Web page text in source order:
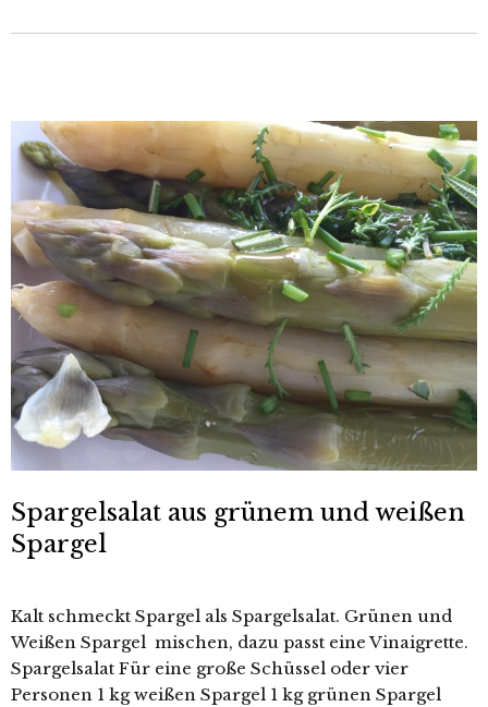
Spargelsalat aus grünem und weißen
Spargel
Kalt schmeckt Spargel als Spargelsalat. Grünen und
Weißen Spargel mischen, dazu passt eine Vinaigrette.
Spargelsalat Für eine große Schüssel oder vier
Personen 1 kg weißen Spargel 1 kg grünen Spargel